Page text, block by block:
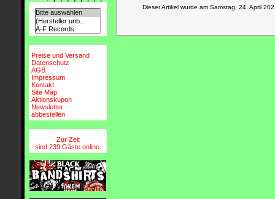
Preise und Versand
Datenschutz
AGB
Impressum
Kontakt
Site Map
Aktionskupon
Newsletter
abbestellen
Zur Zeit
sind 239 Gäste online.
Dieser Artikel wurde am Samstag, 24. April